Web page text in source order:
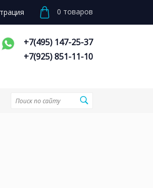
0 товаров
+7(495) 147-25-37
+7(925) 851-11-10